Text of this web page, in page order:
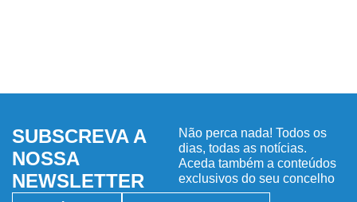
SUBSCREVA A
NOSSA
NEWSLETTER
Não perca nada! Todos os
dias, todas as notícias.
Aceda também a conteúdos
exclusivos do seu concelho